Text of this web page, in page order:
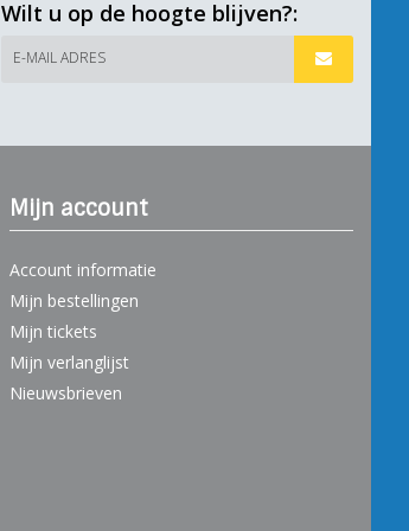
Wilt u op de hoogte blijven?:
E-MAIL ADRES
Mijn account
Account informatie
Mijn bestellingen
Mijn tickets
Mijn verlanglijst
Nieuwsbrieven